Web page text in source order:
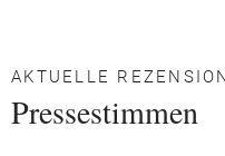
AKTUELLE
Pressestimmen